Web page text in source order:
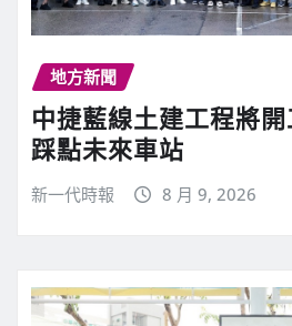
地方新聞
中捷藍線土建工程將
踩點未來車站
新一代時報 8 月 9, 2026